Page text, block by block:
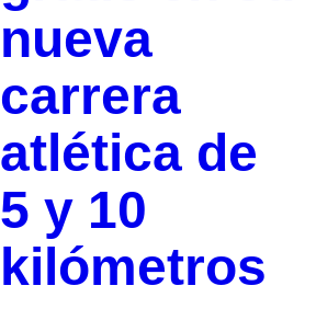
nueva
carrera
atlética de
5 y 10
kilómetros